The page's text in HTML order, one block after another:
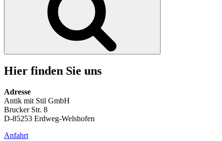
Hier finden Sie uns
Adresse
Antik mit Stil GmbH
Brucker Str. 8
D-85253 Erdweg-Welshofen
Anfahrt